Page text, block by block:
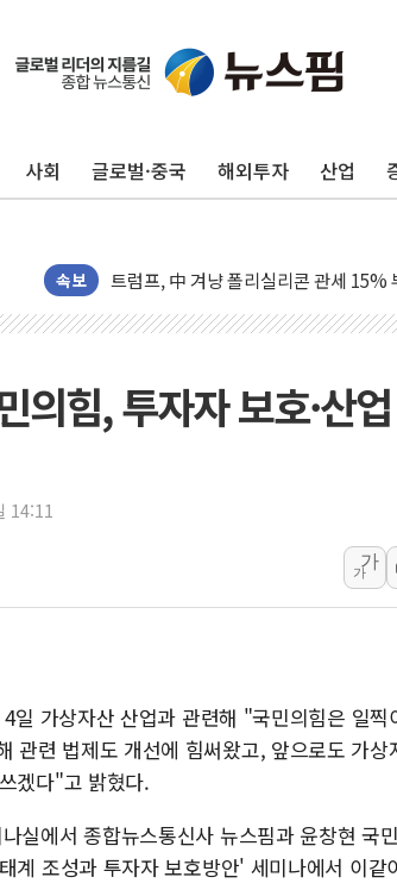
사회 글로벌·중국 해외투자 산업
속보
보훈부, 미 DPAA와 MOU… "6·25 미
트럼프 "금리 내려야"…파월 때와 달리
李 "해남 태양광, 대한민국 다음 100년
李 대통령, '6시간 마라톤 부동산 2차
[사진] 빈살만과 에르도안의 만남
이란와이어 "이란 최고지도자 위독…
[인도증시] 중동 불안 속 유가 상승에
황희 '폐버스 청년주택' SNS 글 역풍에
용산공원·그린벨트로 또 충돌…반복
[AI 부동산 투데이] 특공 전략도 '극과
'찜통더위'에 전력수요 역대 최고치 경
후티 반군, 예멘 정부군과 사우디 동시
힘, 투자자 보호·산업
14:11
가
가
가상자산 산업과 관련해 "국민의힘은 일찍
관련 법제도 개선에 힘써왔고, 앞으로도 가상
겠다"고 밝혔다.
실에서 종합뉴스통신사 뉴스핌과 윤창현 국민
계 조성과 투자자 보호방안' 세미나에서 이같